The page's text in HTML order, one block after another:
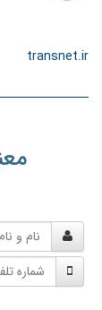
transnet.ir
و
نام
خانوادگی
شماره
تلفن